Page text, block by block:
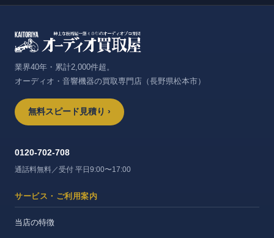
業界40年・累計2,000件超。
オーディオ・音響機器の買取専門店（長野県松本市）
無料スピード見積り ›
0120-702-708
通話料無料／受付 平日9:00〜17:00
サービス・ご利用案内
当店の特徴